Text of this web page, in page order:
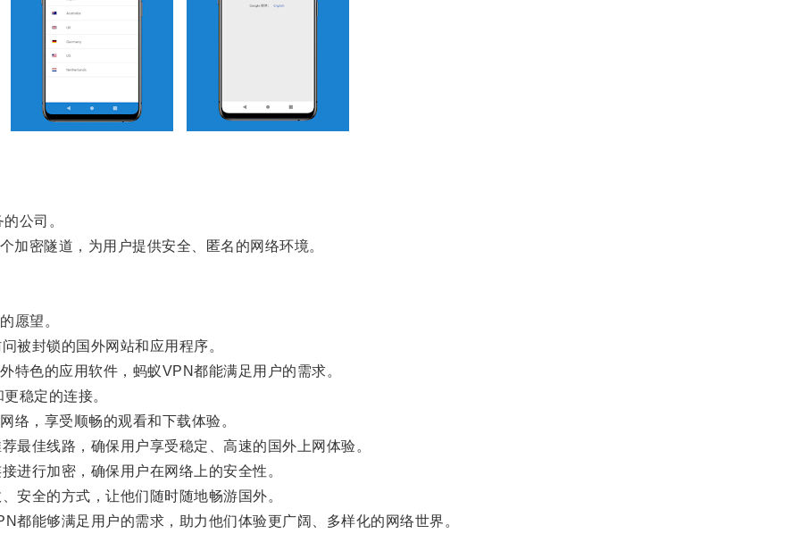
公司。
密隧道，为用户提供安全、匿名的网络环境。
愿望。
封锁的国外网站和应用程序。
色的应用软件，蚂蚁VPN都能满足用户的需求。
稳定的连接。
，享受顺畅的观看和下载体验。
佳线路，确保用户享受稳定、高速的国外上网体验。
行加密，确保用户在网络上的安全性。
全的方式，让他们随时随地畅游国外。
能够满足用户的需求，助力他们体验更广阔、多样化的网络世界。